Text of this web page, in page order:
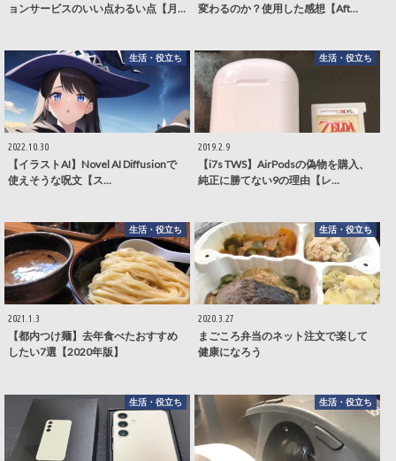
ョンサービスのいい点わるい点【月…
変わるのか？使用した感想【Aft…
生活・役立ち
2022.10.30
【イラストAI】Novel AI Diffusionで
使えそうな呪文【ス…
生活・役立ち
2019.2.9
【i7s TWS】AirPodsの偽物を購入、
純正に勝てない9の理由【レ…
生活・役立ち
2021.1.3
【都内つけ麺】去年食べたおすすめ
したい7選【2020年版】
生活・役立ち
2020.3.27
まごころ弁当のネット注文で楽して
健康になろう
生活・役立ち 生活・役立ち